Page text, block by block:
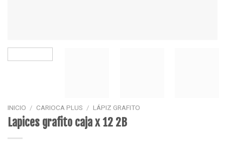
INICIO / CARIOCA PLUS / LÁPIZ GRAFITO
Lapices grafito caja x 12 2B